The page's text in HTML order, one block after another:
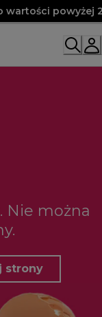
powyżej
Nie można
strony